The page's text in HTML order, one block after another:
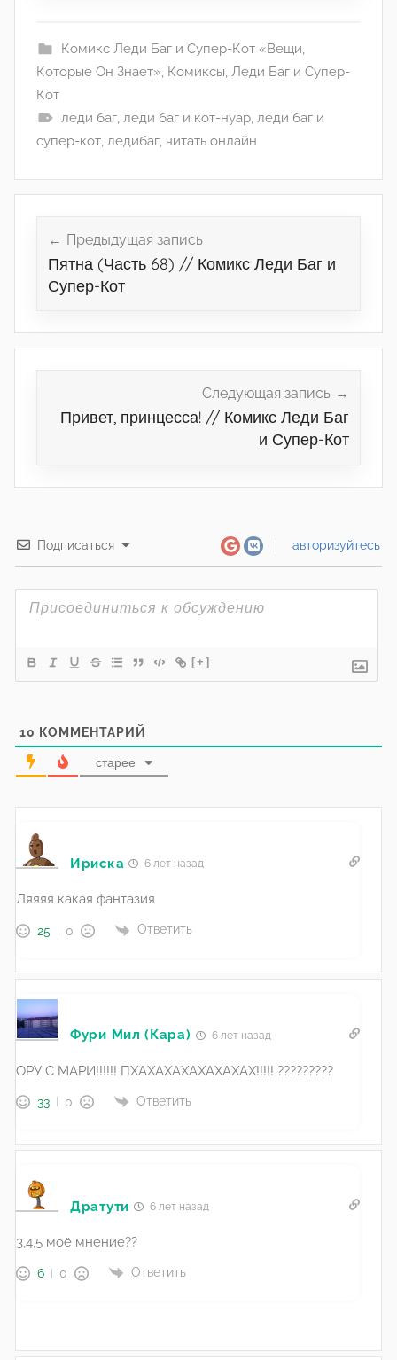
Комикс Леди Баг и Супер-Кот «Вещи,
Которые Он Знает», Комиксы, Леди Баг и Супер-
Кот
леди баг, леди баг и кот-нуар, леди баг и
супер-кот, ледибаг, читать онлайн
записям
Предыдущая запись
Пятна (Часть 68) // Комикс Леди Баг и
Супер-Кот
Следующая запись
Привет, принцесса! // Комикс Леди Баг
и Супер-Кот
Подписаться авторизуйтесь
[+]
10 КОММЕНТАРИЙ
старее
Ириска 6 лет назад
Ляяяя какая фантазия
25 0 Ответить
Фури Мил (Кара) 6 лет назад
ОРУ С МАРИ!!!!!! ПХАХАХАХАХАХАХАХ!!!!! ?????????
33 0 Ответить
Дратути 6 лет назад
3,4,5 моё мнение??
6 0 Ответить